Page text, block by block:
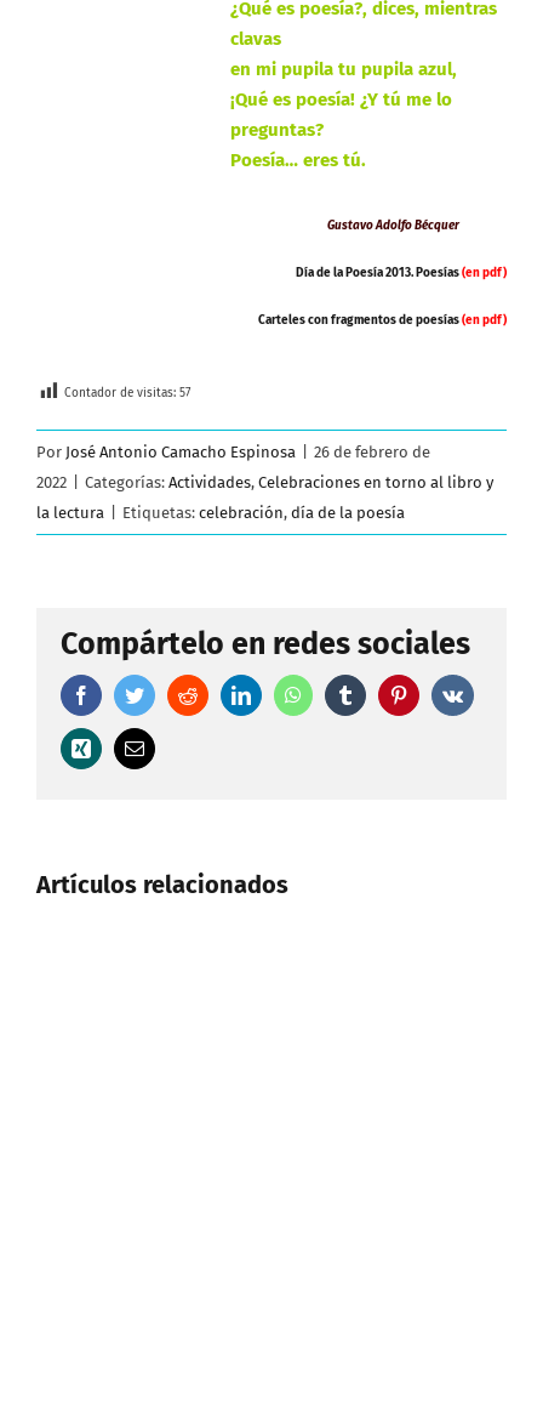
¿Qué es poesía?, dices, mientras
clavas
en mi pupila tu pupila azul,
¡Qué es poesía! ¿Y tú me lo
preguntas?
Poesía… eres tú.
Gustavo Adolfo Bécquer
Día de la Poesía 2013. Poesías(en pdf)
Carteles con fragmentos de poesías(en pdf)
Contador de visitas: 57
Por José Antonio Camacho Espinosa
26 de febrero de
2022
Categorías: Actividades, Celebraciones en torno al libro y
la lectura
Etiquetas: celebración, día de la poesía
Compártelo en redes sociales
FacebookTwitterRedditLinkedInWhatsAppTumblr Pinterest
Vk
Xing
Correo
electrónico
Artículos relacionados